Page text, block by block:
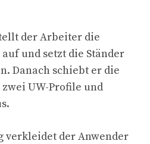
der Arbeiter die
und setzt die Ständer
Danach schiebt er die
UW-Profile und
verkleidet der Anwender